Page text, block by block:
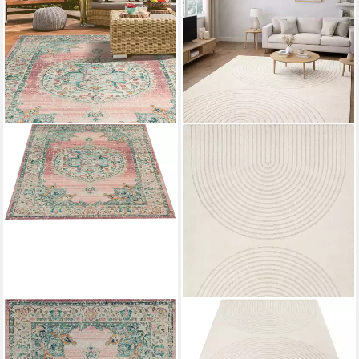
MERINOS
Teppich Salsa Outdoor
20053
MERINOS
Teppich Eclipse
Mehrere Größen